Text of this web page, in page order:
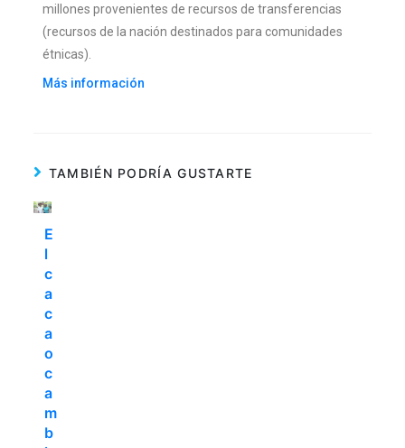
millones provenientes de recursos de transferencias
(recursos de la nación destinados para comunidades
étnicas).
Más información
TAMBIÉN PODRÍA GUSTARTE
E
l
c
a
c
a
o
c
a
m
b